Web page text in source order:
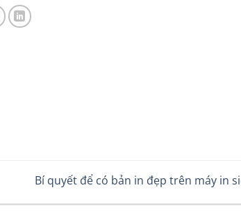
Bí quyết để có bản in đẹp trên máy in